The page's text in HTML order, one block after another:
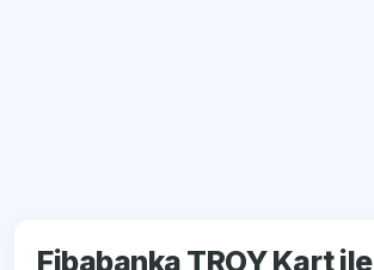
Fibabanka TROY Kart ile